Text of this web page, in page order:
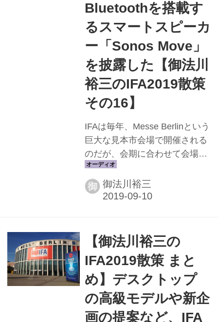
方式で4K表示が可能なDMDパ
ネルを使用する。光源はレーザ
ーで、輝度は最大2,700ルーメ
ン、コントラスト比は200万：
1。もちろんHDR10もサポー
ト、スクリーンサイズは90~120
インチ...
Bluetoothを搭載す
るスマートスピーカ
ー「Sonos Move」
を披露した【御法川
裕三のIFA2019散策
その16】
IFAは毎年、Messe Berlinという
巨大な見本市会場で開催される
のだが、会期に合わせて会場外
で展示をするメーカーもいる。
今回のそのひとつがSONOSで
ある。彼らはベルリン市内の
ーションを行なっていた。 今回
発表されたのは、Wi-Fiと
Bluetoothを搭載するスマートス
ピーカー「Sonos Move」で、
水や衝撃、寒さや暑さ、埃や紫
外線などと、耐久テストを幾度
となく繰り返してきた、ヘヴ
御 御法川裕三
【御法川裕三の
IFA2019散策 まと
め】デスクトップ
の高級モデルや新企
画の提案など、IFA